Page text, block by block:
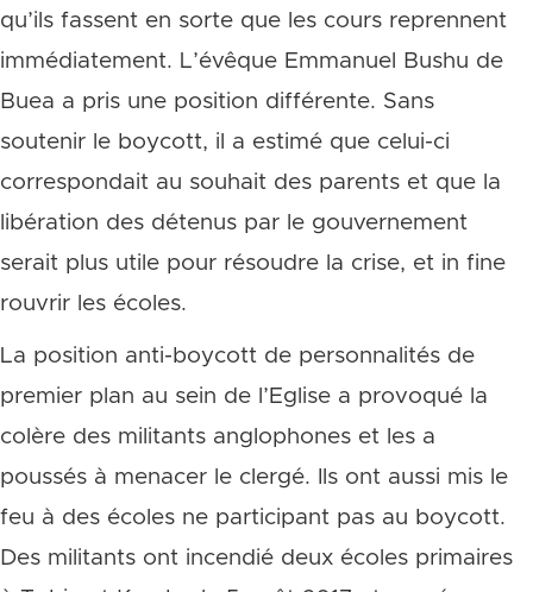
qu’ils fassent en sorte que les cours reprennent
immédiatement. L’évêque Emmanuel Bushu de
Buea a pris une position différente. Sans
soutenir le boycott, il a estimé que celui-ci
correspondait au souhait des parents et que la
libération des détenus par le gouvernement
serait plus utile pour résoudre la crise, et in fine
rouvrir les écoles.
La position anti-boycott de personnalités de
premier plan au sein de l’Eglise a provoqué la
colère des militants anglophones et les a
poussés à menacer le clergé. Ils ont aussi mis le
feu à des écoles ne participant pas au boycott.
Des militants ont incendié deux écoles primaires